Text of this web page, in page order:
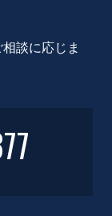
談に応じま